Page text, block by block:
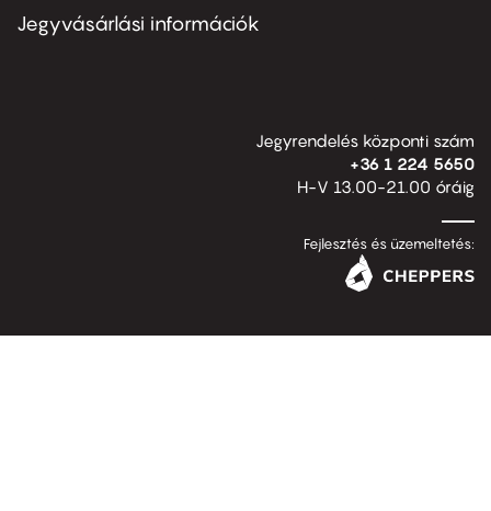
second
Jegyvásárlási információk
Jegyrendelés központi szám
+36 1 224 5650
H-V 13.00-21.00 óráig
Fejlesztés és üzemeltetés: